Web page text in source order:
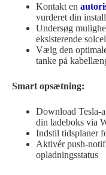
Kontakt en
vurderet din
Undersøg
eksisterende
Vælg den
tanke på
Smart opsætning:
Download Tesla-
din ladeboks via
Indstil tidsplaner
Aktivér push-
opladningsstatus